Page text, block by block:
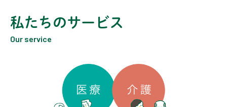
私たちのサービス
Our service